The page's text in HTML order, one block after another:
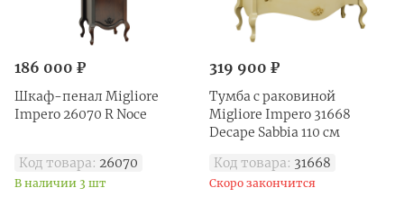
186 000 ₽
Шкаф-пенал Migliore
Impero 26070 R Noce
Код товара: 26070
В наличии 3 шт
319 900 ₽
Тумба с раковиной
Migliore Impero 31668
Decape Sabbia 110 см
Код товара: 31668
Скоро закончится